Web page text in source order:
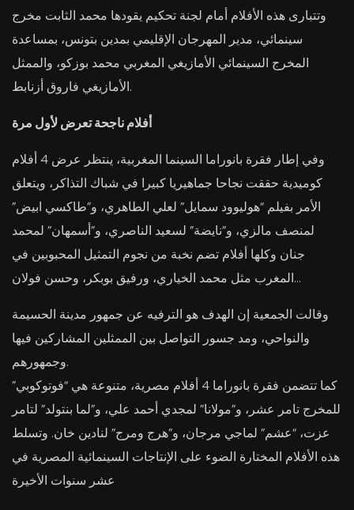
وتتبارى هذه الأفلام أمام لجنة تحكيم يقودها محمد الثابت مخرج
سينمائي، مدير المهرجان الإقليمي بمدين بتونس، بمساعدة
المخرج السينمائي الأمازيغي المغربي محمد بوزكو، والممثل
الأمازيغي فاروق أزنابط.
أفلام ناجحة تعرض لأول مرة
وفي إطار فقرة بانوراما السينما المغربية، ينتظر عرض 4 أفلام
كوميدية حققت نجاحا جماهيريا كبيرا في شباك التذاكر، ويتعلق
الأمر بفيلم “هوليوود سمايل” لعلي الطاهري، و”طاكسي ابيض”
لمنصف مالزي، و”نايضة” لسعيد الناصري، و”أسمهان” لمحمد
جنان وكلها أفلام تضم نخبة من نجوم التمثيل المحبوبين في
المغرب مثل محمد الخياري، ورفيق بوبكر، وحسن فولان…
وقالت الجمعية إن الهدف هو الترفيه عن جمهور مدينة الحسيمة
والنواحي، ومد جسور التواصل بين الممثلين المشاركين فيها
وجمهورهم.
كما تتضمن فقرة بانوراما 4 أفلام مصرية، متنوعة هي “فوتوكوبي”
للمخرج تامر عشر، و”مولانا” لمجدي أحمد علي، و”لما بنتولد” لتامر
عزت، “عشم” لماجي مرجان، و”هرج ومرج” لنادين خان. وتسلط
هذه الأفلام المختارة الضوء على الإنتاجات السينمائية المصرية في
عشر سنوات الأخيرة